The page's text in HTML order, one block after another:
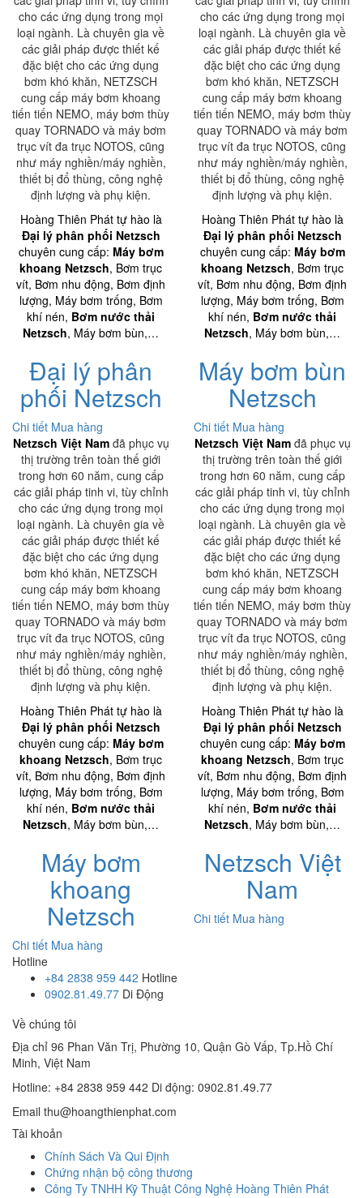
cho các ứng dụng trong mọi
loại ngành. Là chuyên gia về
các giải pháp được thiết kế
đặc biệt cho các ứng dụng
bơm khó khăn, NETZSCH
cung cấp máy bơm khoang
tiến tiến NEMO, máy bơm thùy
quay TORNADO và máy bơm
trục vít đa trục NOTOS, cũng
như máy nghiền/máy nghiền,
thiết bị đổ thùng, công nghệ
định lượng và phụ kiện.
Hoàng Thiên Phát tự hào là
Đại lý phân phối Netzsch
chuyên cung cấp: Máy bơm
khoang Netzsch, Bơm trục
vít, Bơm nhu động, Bơm định
lượng, Máy bơm trống, Bơm
khí nén, Bơm nước thải
Netzsch, Máy bơm bùn,…
Đại lý phân
phối Netzsch
Chi tiết Mua hàng
cho các ứng dụng trong mọi
loại ngành. Là chuyên gia về
các giải pháp được thiết kế
đặc biệt cho các ứng dụng
bơm khó khăn, NETZSCH
cung cấp máy bơm khoang
tiến tiến NEMO, máy bơm thùy
quay TORNADO và máy bơm
trục vít đa trục NOTOS, cũng
như máy nghiền/máy nghiền,
thiết bị đổ thùng, công nghệ
định lượng và phụ kiện.
Hoàng Thiên Phát tự hào là
Đại lý phân phối Netzsch
chuyên cung cấp: Máy bơm
khoang Netzsch, Bơm trục
vít, Bơm nhu động, Bơm định
lượng, Máy bơm trống, Bơm
khí nén, Bơm nước thải
Netzsch, Máy bơm bùn,…
Máy bơm bùn
Netzsch
Chi tiết Mua hàng
Netzsch Việt Namđã phục vụ
thị trường trên toàn thế giới
trong hơn 60 năm, cung cấp
các giải pháp tinh vi, tùy chỉnh
cho các ứng dụng trong mọi
loại ngành. Là chuyên gia về
các giải pháp được thiết kế
đặc biệt cho các ứng dụng
bơm khó khăn, NETZSCH
cung cấp máy bơm khoang
tiến tiến NEMO, máy bơm thùy
quay TORNADO và máy bơm
trục vít đa trục NOTOS, cũng
như máy nghiền/máy nghiền,
thiết bị đổ thùng, công nghệ
định lượng và phụ kiện.
Hoàng Thiên Phát tự hào là
Đại lý phân phối Netzsch
chuyên cung cấp: Máy bơm
khoang Netzsch, Bơm trục
vít, Bơm nhu động, Bơm định
lượng, Máy bơm trống, Bơm
khí nén, Bơm nước thải
Netzsch, Máy bơm bùn,…
Máy bơm
khoang
Netzsch
Chi tiết Mua hàng
Netzsch Việt Namđã phục vụ
thị trường trên toàn thế giới
trong hơn 60 năm, cung cấp
các giải pháp tinh vi, tùy chỉnh
cho các ứng dụng trong mọi
loại ngành. Là chuyên gia về
các giải pháp được thiết kế
đặc biệt cho các ứng dụng
bơm khó khăn, NETZSCH
cung cấp máy bơm khoang
tiến tiến NEMO, máy bơm thùy
quay TORNADO và máy bơm
trục vít đa trục NOTOS, cũng
như máy nghiền/máy nghiền,
thiết bị đổ thùng, công nghệ
định lượng và phụ kiện.
Hoàng Thiên Phát tự hào là
Đại lý phân phối Netzsch
chuyên cung cấp: Máy bơm
khoang Netzsch, Bơm trục
vít, Bơm nhu động, Bơm định
lượng, Máy bơm trống, Bơm
khí nén, Bơm nước thải
Netzsch, Máy bơm bùn,…
Netzsch Việt
Nam
Chi tiết Mua hàng
Hotline
+84 2838 959 442 Hotline
0902.81.49.77 Di Động
Về chúng tôi
Địa chỉ 96 Phan Văn Trị, Phường 10, Quận Gò Vấp, Tp.Hồ Chí
Minh, Việt Nam
Hotline: +84 2838 959 442 Di động: 0902.81.49.77
Email thu@hoangthienphat.com
Tài khoản
Chính Sách Và Qui Định
Chứng nhận bộ công thương
Công Ty TNHH Kỹ Thuật Công Nghệ Hoàng Thiên Phát